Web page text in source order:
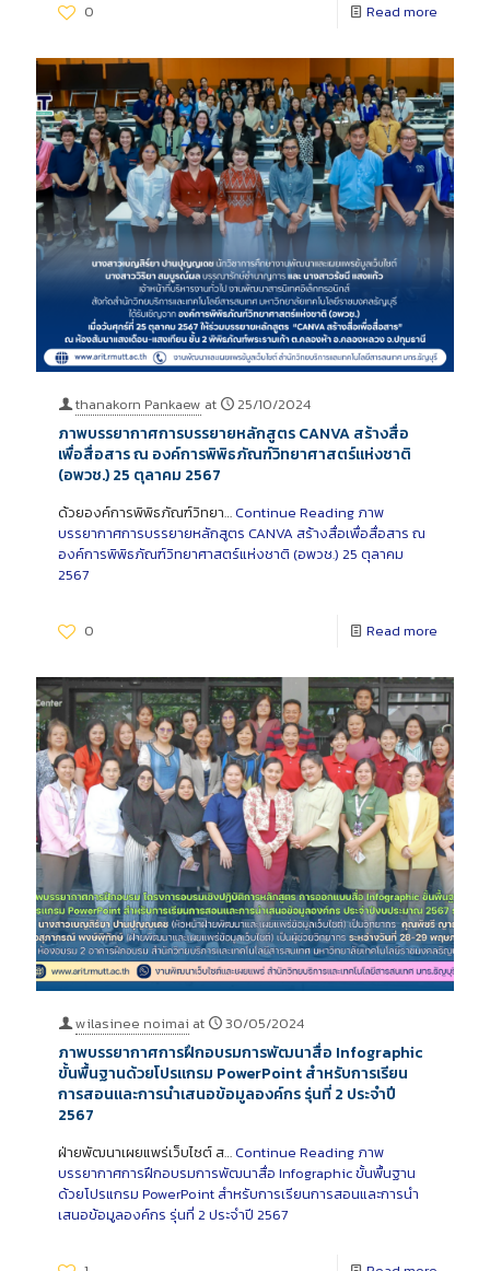
0 Read more
thanakorn Pankaew at 25/10/2024
ภาพบรรยากาศการบรรยายหลักสูตร CANVA สร้างสื่อ
เพื่อสื่อสาร ณ องค์การพิพิธภัณฑ์วิทยาศาสตร์แห่งชาติ
(อพวช.) 25 ตุลาคม 2567
ด้วยองค์การพิพิธภัณฑ์วิทยา… Continue Reading ภาพ
บรรยากาศการบรรยายหลักสูตร CANVA สร้างสื่อเพื่อสื่อสาร ณ
องค์การพิพิธภัณฑ์วิทยาศาสตร์แห่งชาติ (อพวช.) 25 ตุลาคม
2567
0 Read more
wilasinee noimai at 30/05/2024
ภาพบรรยากาศการฝึกอบรมการพัฒนาสื่อ Infographic
ขั้นพื้นฐานด้วยโปรแกรม PowerPoint สำหรับการเรียน
การสอนและการนำเสนอข้อมูลองค์กร รุ่นที่ 2 ประจำปี
2567
ฝ่ายพัฒนาเผยแพร่เว็บไซต์ ส… Continue Reading ภาพ
บรรยากาศการฝึกอบรมการพัฒนาสื่อ Infographic ขั้นพื้นฐาน
ด้วยโปรแกรม PowerPoint สำหรับการเรียนการสอนและการนำ
เสนอข้อมูลองค์กร รุ่นที่ 2 ประจำปี 2567